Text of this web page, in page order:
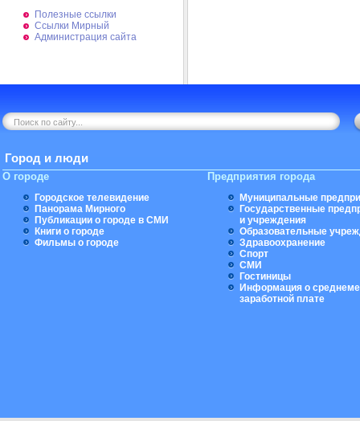
Полезные ссылки
Ссылки Мирный
Администрация сайта
Город и люди
О городе
Городское телевидение
Панорама Мирного
Публикации о городе в СМИ
Книги о городе
Фильмы о городе
Предприятия города
Муниципальные
Государственные
и учреждения
Образовательные
Здравоохранение
Спорт
СМИ
Гостиницы
Информация о
заработной плате